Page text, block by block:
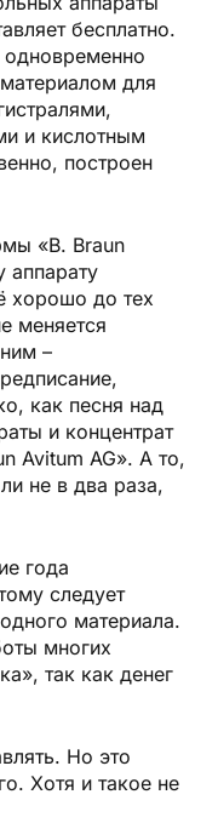
бесплатно.
одновременно
для
и кислотным
построен
«B. Braun
аппарату
хорошо до тех
меняется
–
как песня над
и концентрат
Avitum AG». А то,
не в два раза,
года
следует
материала.
многих
так как денег
Но это
Хотя и такое не